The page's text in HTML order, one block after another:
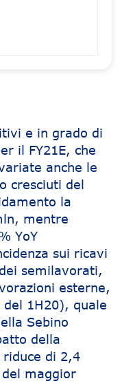
e in grado di
il FY21E, che
anche le
cresciuti del
la
mentre
YoY
sui ricavi
semilavorati,
esterne,
1H20), quale
Sebino
della
riduce di 2,4
maggior